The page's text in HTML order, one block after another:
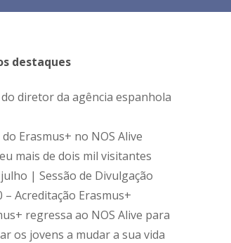
destaques
diretor da agência espanhola
Erasmus+ no NOS Alive
mais de dois mil visitantes
| Sessão de Divulgação
– Acreditação Erasmus+
regressa ao NOS Alive para
os jovens a mudar a sua vida